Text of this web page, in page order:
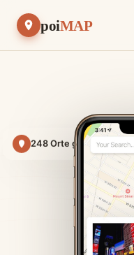
poiMAP
248 Orte gespeichert